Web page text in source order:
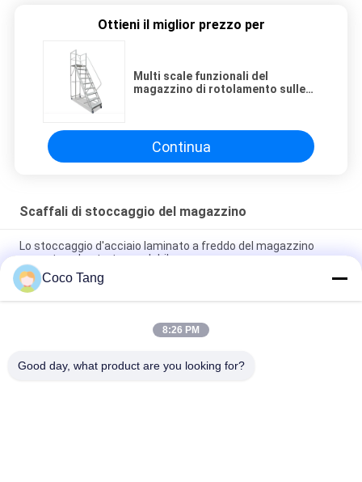
Ottieni il miglior prezzo per
Multi scale funzionali del
magazzino di rotolamento sulle
Continua
Scaffali di stoccaggio del magazzino
Lo stoccaggio d'acciaio laminato a freddo del magazzino
accantona lo strato regolabile
Gabbie accatastabili di stoccaggio del magazzino dello SGS di
ISO9001 ISO2015 con gli scaffali
Lo stoccaggio del magazzino di capacità elevata accantona
Coco Tang
8:26 PM
Good day, what product are you looking for?